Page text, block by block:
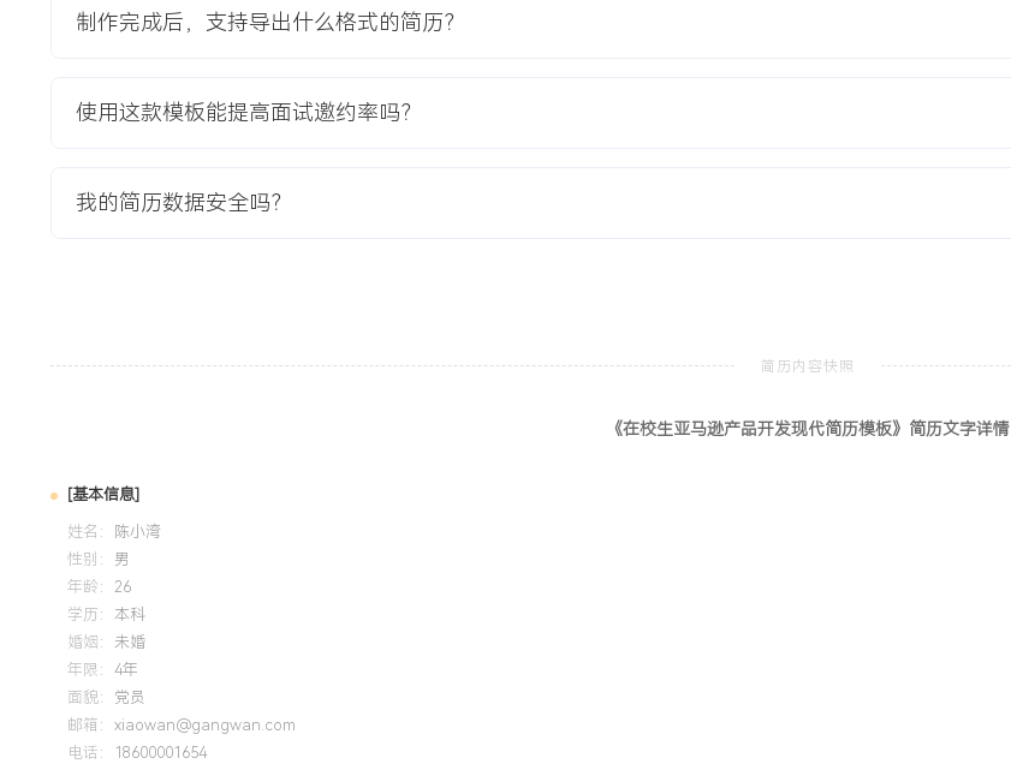
则与SEO原理，掌握Python用于基础数据处理。
提升。市场洞察：对消费电子与家居用品类目有持续关注，能够通过用户评论挖掘潜在需
预算优化方法。在模拟运营项目中应用所学，为虚拟产品设计广告结构，设定关键词出价
制作完成后，支持导出什么格式的简历？
使用这款模板能提高面试邀约率吗？
我的简历数据安全吗？
《在校生亚马逊产品开发现代简历模板》简历文字详情
[基本信息]
姓名：
陈小湾
性别： 男
年龄： 26
学历： 本科
婚姻： 未婚
年限： 4年
面貌： 党员
邮箱： xiaowan@gangwan.com
电话：
18600001654